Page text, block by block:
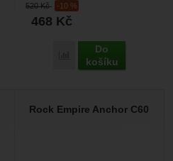
520Kč -10 %
468 Kč
Porovnat
Do
košíku
dvojitou automatickou...
Rock Empire Anchor C60